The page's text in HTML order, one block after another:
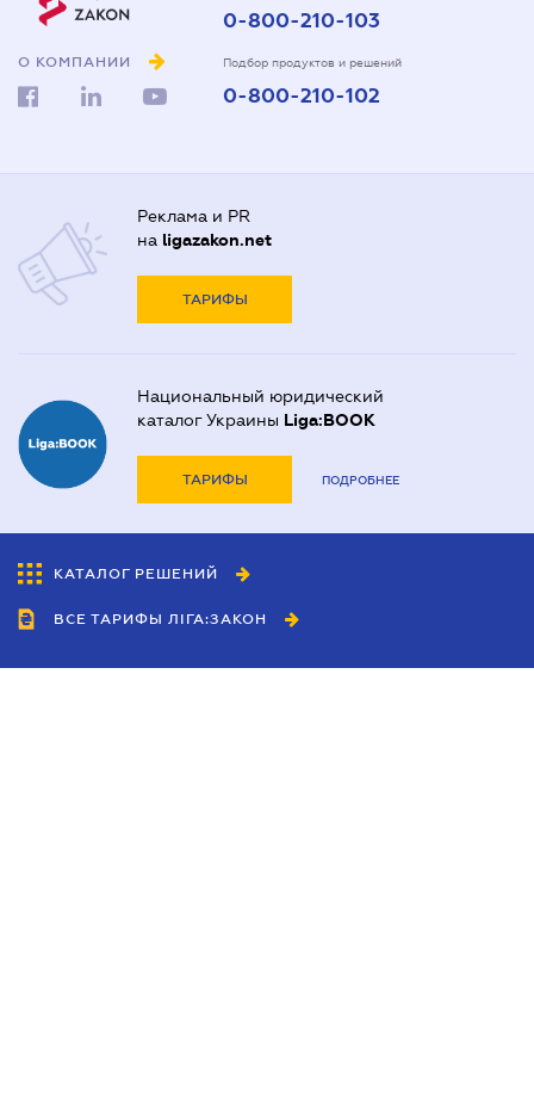
О КОМПАНИИ
0-800-210-103
Подбор продуктов и решений
0-800-210-102
Реклама и PR
на ligazakon.net
ТАРИФЫ
Национальный юридический
каталог Украины Liga:BOOK
ТАРИФЫ ПОДРОБНЕЕ
КАТАЛОГ РЕШЕНИЙ
ВСЕ ТАРИФЫ ЛІГА:ЗАКОН